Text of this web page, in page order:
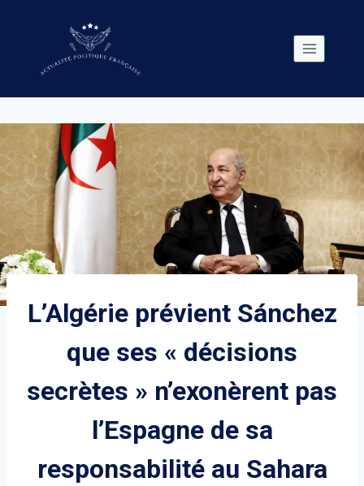
L’Algérie prévient Sánchez
que ses « décisions
secrètes » n’exonèrent pas
l’Espagne de sa
responsabilité au Sahara